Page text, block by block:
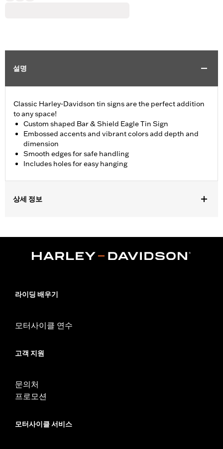
설명
Classic Harley-Davidson tin signs are the perfect addition
to any space!
Custom shaped Bar & Shield Eagle Tin Sign
Embossed accents and vibrant colors add depth and
dimension
Smooth edges for safe handling
Includes holes for easy hanging
상세 정보
Dimension Description:20" H x 15.5" W
라이딩 배우기
모터사이클 연수
고객 지원
문의처
프로모션
모터사이클 서비스